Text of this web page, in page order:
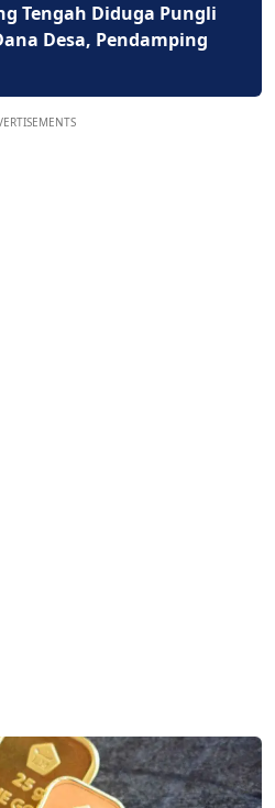
Tengah Diduga Pungli
Desa, Pendamping